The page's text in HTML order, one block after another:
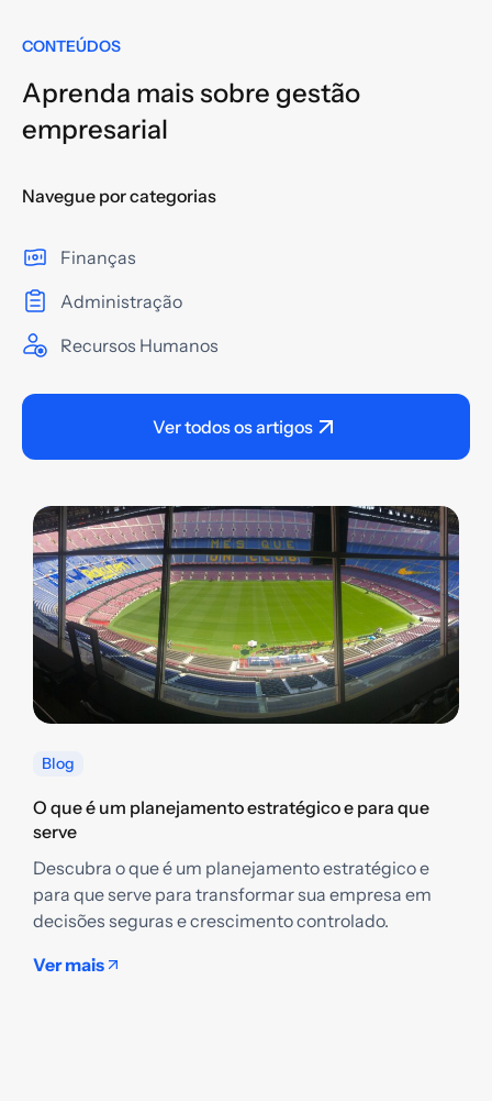
CONTEÚDOS
Aprenda mais sobre gestão
empresarial
Navegue por categorias
Finanças
Administração
Recursos Humanos
Ver todos os artigos
Blog
O que é um planejamento estratégico e para que
serve
Descubra o que é um planejamento estratégico e
para que serve para transformar sua empresa em
decisões seguras e crescimento controlado.
Ver mais